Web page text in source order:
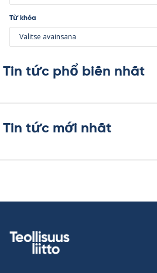
Từ khóa
Valitse avainsana
Tin tức phổ biến nhất
Tin tức mới nhất